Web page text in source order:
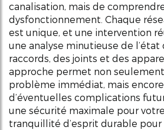
canalisation, mais de
dysfonctionnement. Chaque
est unique, et une intervention
une analyse minutieuse de l’état
raccords, des joints et des
approche permet non
problème immédiat, mais
d’éventuelles complications
une sécurité maximale pour
tranquillité d’esprit durable pour